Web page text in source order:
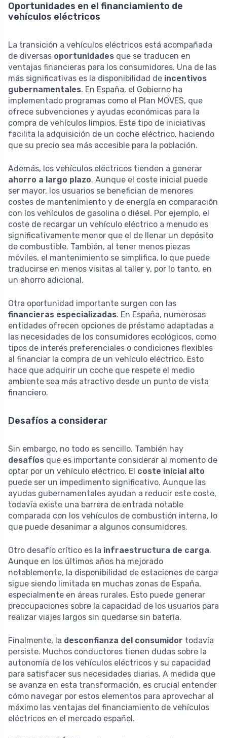
Oportunidades en el financiamiento de
vehículos eléctricos
La transición a vehículos eléctricos está acompañada
de diversas oportunidades que se traducen en
ventajas financieras para los consumidores. Una de las
más significativas es la disponibilidad de incentivos
gubernamentales. En España, el Gobierno ha
implementado programas como el Plan MOVES, que
ofrece subvenciones y ayudas económicas para la
compra de vehículos limpios. Este tipo de iniciativas
facilita la adquisición de un coche eléctrico, haciendo
que su precio sea más accesible para la población.
Además, los vehículos eléctricos tienden a generar
ahorro a largo plazo. Aunque el coste inicial puede
ser mayor, los usuarios se benefician de menores
costes de mantenimiento y de energía en comparación
con los vehículos de gasolina o diésel. Por ejemplo, el
coste de recargar un vehículo eléctrico a menudo es
significativamente menor que el de llenar un depósito
de combustible. También, al tener menos piezas
móviles, el mantenimiento se simplifica, lo que puede
traducirse en menos visitas al taller y, por lo tanto, en
un ahorro adicional.
Otra oportunidad importante surgen con las
financieras especializadas. En España, numerosas
entidades ofrecen opciones de préstamo adaptadas a
las necesidades de los consumidores ecológicos, como
tipos de interés preferenciales o condiciones flexibles
al financiar la compra de un vehículo eléctrico. Esto
hace que adquirir un coche que respete el medio
ambiente sea más atractivo desde un punto de vista
financiero.
Desafíos a considerar
Sin embargo, no todo es sencillo. También hay
desafíos que es importante considerar al momento de
optar por un vehículo eléctrico. El coste inicial alto
puede ser un impedimento significativo. Aunque las
ayudas gubernamentales ayudan a reducir este coste,
todavía existe una barrera de entrada notable
comparada con los vehículos de combustión interna, lo
que puede desanimar a algunos consumidores.
Otro desafío crítico es la infraestructura de carga.
Aunque en los últimos años ha mejorado
notablemente, la disponibilidad de estaciones de carga
sigue siendo limitada en muchas zonas de España,
especialmente en áreas rurales. Esto puede generar
preocupaciones sobre la capacidad de los usuarios para
realizar viajes largos sin quedarse sin batería.
Finalmente, la desconfianza del consumidor todavía
persiste. Muchos conductores tienen dudas sobre la
autonomía de los vehículos eléctricos y su capacidad
para satisfacer sus necesidades diarias. A medida que
se avanza en esta transformación, es crucial entender
cómo navegar por estos elementos para aprovechar al
máximo las ventajas del financiamiento de vehículos
eléctricos en el mercado español.